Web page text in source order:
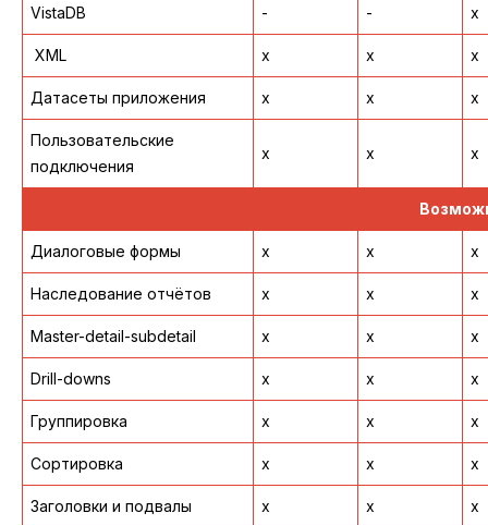
VistaDB - - x
XML x x x
Датасеты приложения x x x
Пользовательские
подключения
x x x
Диалоговые формы x x x
Наследование отчётов x x x
Master-detail-subdetail x x x
Drill-downs x x x
Группировка x x x
Сортировка x x x
Заголовки и подвалы x x x